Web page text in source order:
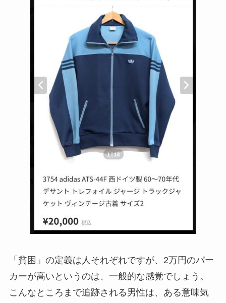
「貧困」の定義は人それぞれですが、2万円のパー
カーが高いというのは、一般的な感覚でしょう。
こんなところまで追跡される男性は、ある意味気